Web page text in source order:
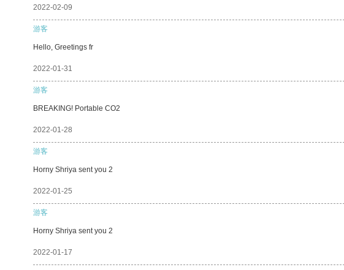
2022-02-09
游客
Hello, Greetings fr
2022-01-31
游客
BREAKING! Portable CO2
2022-01-28
游客
Horny Shriya sent you 2
2022-01-25
游客
Horny Shriya sent you 2
2022-01-17